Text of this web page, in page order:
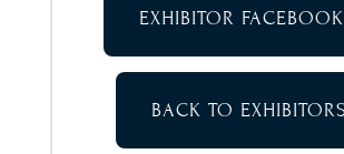
EXHIBITOR FACEBOOK
BACK TO EXHIBITORS